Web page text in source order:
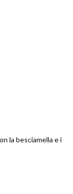
la besciamella e i